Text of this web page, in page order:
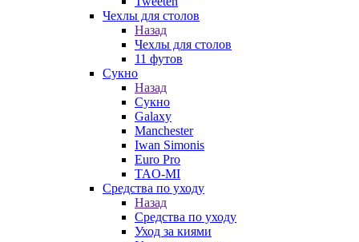
Чехлы для столов
Назад
Чехлы для столов
11 футов
Сукно
Назад
Сукно
Galaxy
Manchester
Iwan Simonis
Euro Pro
TAO-MI
Средства по уходу
Назад
Средства по уходу
Уход за киями